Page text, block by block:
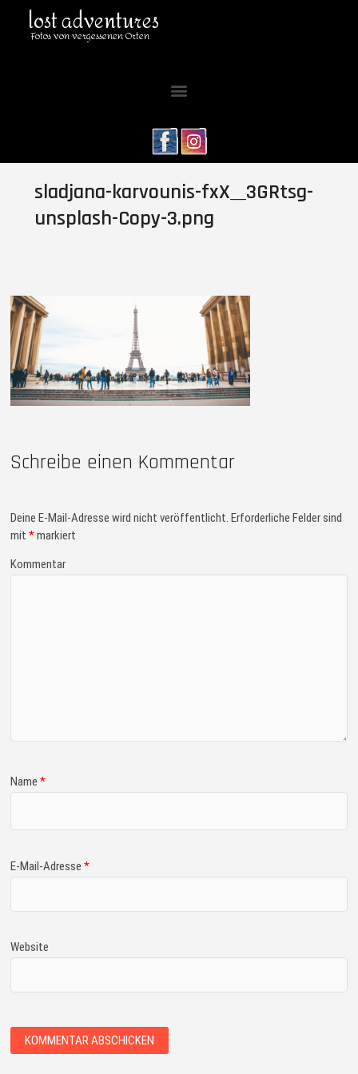
lost adventures
Fotos von vergessenen Orten
sladjana-karvounis-fxX__3GRtsg-
unsplash-Copy-3.png
Schreibe einen Kommentar
Deine E-Mail-Adresse wird nicht veröffentlicht. Erforderliche Felder sind
mit*markiert
Kommentar
Name*
E-Mail-Adresse*
Website